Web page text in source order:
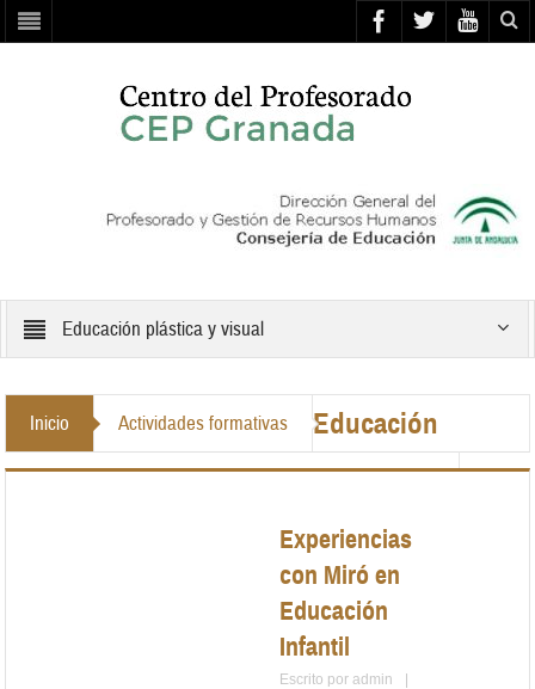
Educación plástica y visual
Inicio Actividades formativas
Actualización científico didáctica en las áreas/ámbitos
Educación
plástica y visual
Experiencias
con Miró en
Educación
Infantil
Escrito poradmin